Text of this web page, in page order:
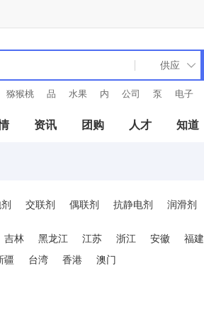
猕猴桃 品 水果 内 公司 泵 电子
资讯 团购 人才 知道
交联剂 偶联剂 抗静电剂 润滑剂
吉林 黑龙江 江苏 浙江 安徽 福建
疆 台湾 香港 澳门